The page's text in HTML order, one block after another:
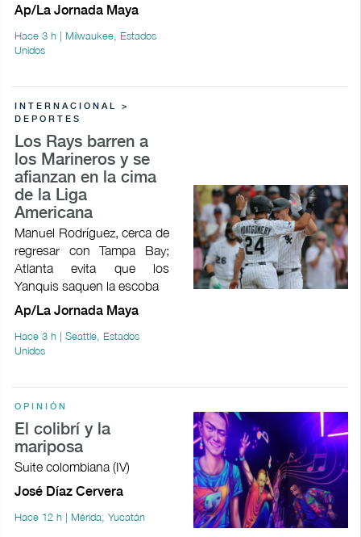
Ap/La Jornada Maya
Hace 3 h | Milwaukee, Estados
Unidos
INTERNACIONAL >
DEPORTES
Los Rays barren a
los Marineros y se
afianzan en la cima
de la Liga
Americana
Manuel Rodríguez, cerca de
regresar con Tampa Bay;
Atlanta evita que los
Yanquis saquen la escoba
Ap/La Jornada Maya
Hace 3 h | Seattle, Estados
Unidos
OPINIÓN
El colibrí y la
mariposa
Suite colombiana (IV)
José Díaz Cervera
Hace 12 h | Mérida, Yucatán